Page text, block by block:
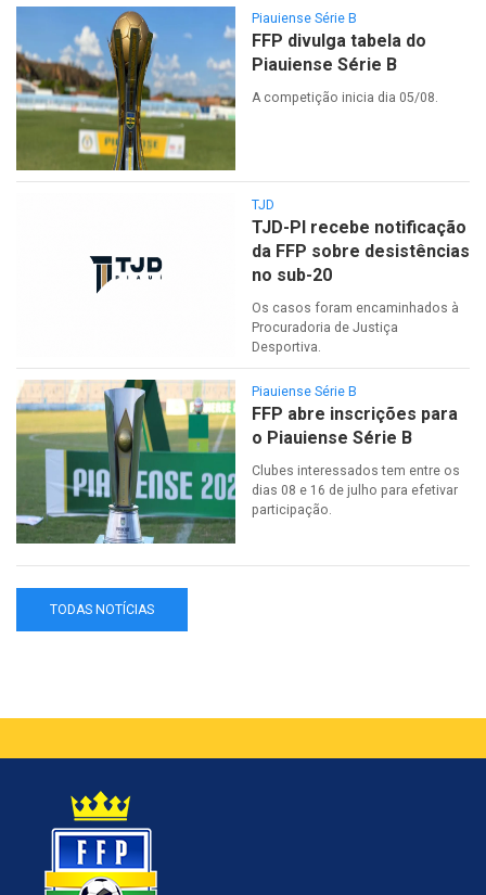
Piauiense Série B
FFP divulga tabela do
Piauiense Série B
A competição inicia dia 05/08.
TJD
TJD-PI recebe notificação
da FFP sobre desistências
no sub-20
Os casos foram encaminhados à
Procuradoria de Justiça
Desportiva.
Piauiense Série B
FFP abre inscrições para
o Piauiense Série B
Clubes interessados tem entre os
dias 08 e 16 de julho para efetivar
participação.
TODAS NOTÍCIAS